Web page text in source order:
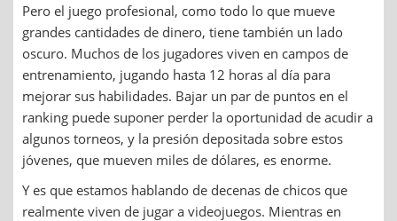
Pero el juego profesional, como todo lo que mueve
grandes cantidades de dinero, tiene también un lado
oscuro. Muchos de los jugadores viven en campos de
entrenamiento, jugando hasta 12 horas al día para
mejorar sus habilidades. Bajar un par de puntos en el
ranking puede suponer perder la oportunidad de acudir a
algunos torneos, y la presión depositada sobre estos
jóvenes, que mueven miles de dólares, es enorme.
Y es que estamos hablando de decenas de chicos que
realmente viven de jugar a videojuegos. Mientras en